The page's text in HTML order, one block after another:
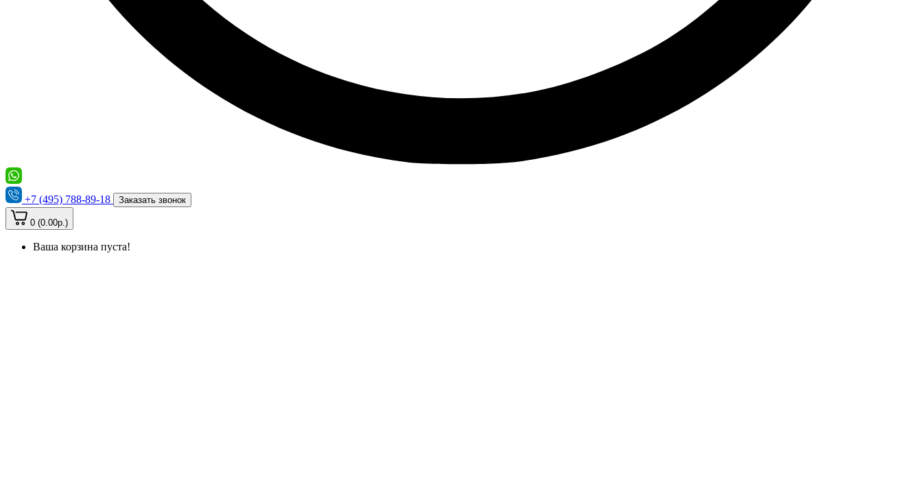
+7 (495) 788-89-18 Заказать звонок
0 (0.00р.)
Ваша корзина пуста!